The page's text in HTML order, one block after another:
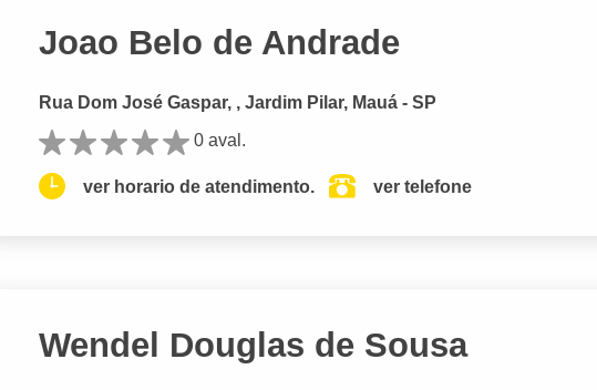
Joao Belo de Andrade
Rua Dom José Gaspar, , Jardim Pilar, Mauá - SP
0 aval.
ver horario de atendimento. ver telefone
Wendel Douglas de Sousa